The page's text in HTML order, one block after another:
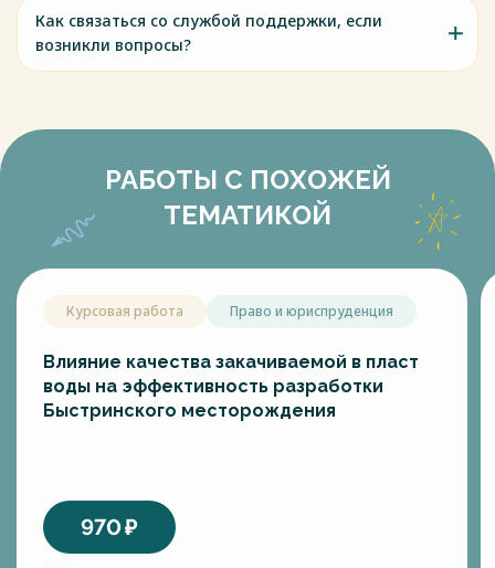
Как связаться со службой поддержки, если
возникли вопросы?
РАБОТЫ С ПОХОЖЕЙ
ТЕМАТИКОЙ
Курсовая работа Право и юриспруденция
Влияние качества закачиваемой в пласт
воды на эффективность разработки
Быстринского месторождения
970₽